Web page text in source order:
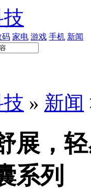
码 家电 游戏 手机 新闻
» 新闻
展，
系列